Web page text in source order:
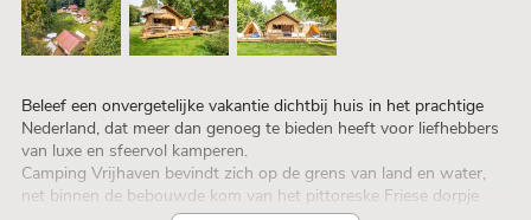
Beleef een onvergetelijke vakantie dichtbij huis in het prachtige
Nederland, dat meer dan genoeg te bieden heeft voor liefhebbers
van luxe en sfeervol kamperen.
Camping Vrijhaven bevindt zich op de grens van land en water,
net binnen de bebouwde kom van het pittoreske Friese dorpje